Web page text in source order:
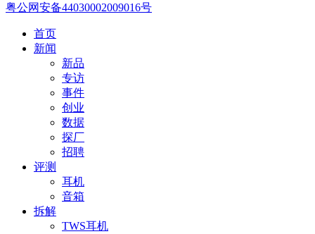
粤公网安备44030002009016号
首页
新闻
新品
专访
事件
创业
数据
探厂
招聘
评测
耳机
音箱
拆解
TWS耳机